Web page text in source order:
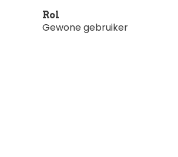
Rol
Gewone gebruiker